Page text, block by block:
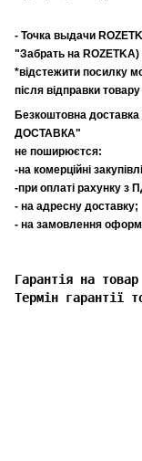
- Точка выдачи
"Забрать на ROZETKA)
*відстежити посилку
після відправки товару
Безкоштовна
ДОСТАВКА"
не поширюєтся:
-на комерційні
-при оплаті рахунку з
- на адресну доставку;
- на замовлення
Гарантія на
Термін гарантії